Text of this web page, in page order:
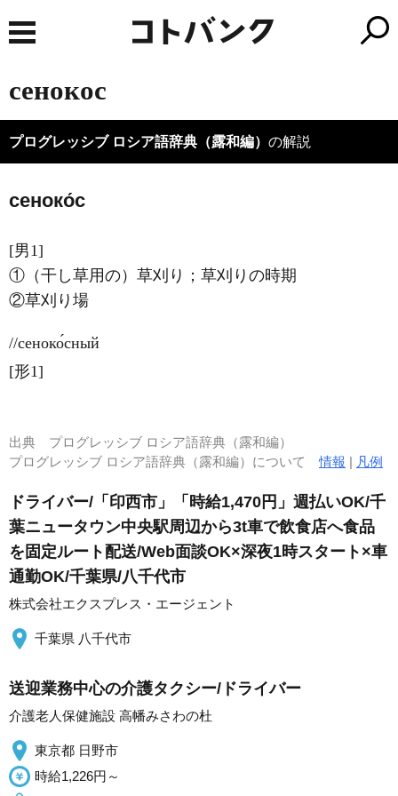
сенокос
プログレッシブ ロシア語辞典（露和編） の解説
сеноко́с
[男1]
①（干し草用の）草刈り；草刈りの時期
②草刈り場
//сеноко́сный
[形1]
出典 プログレッシブ ロシア語辞典（露和編）
プログレッシブ ロシア語辞典（露和編）について情報 | 凡例
ドライバー/「印西市」「時給1,470円」週払いOK/千
葉ニュータウン中央駅周辺から3t車で飲食店へ食品
を固定ルート配送/Web面談OK×深夜1時スタート×車
通勤OK/千葉県/八千代市
株式会社エクスプレス・エージェント
千葉県 八千代市
送迎業務中心の介護タクシー/ドライバー
介護老人保健施設 高幡みさわの杜
東京都 日野市
時給1,226円～